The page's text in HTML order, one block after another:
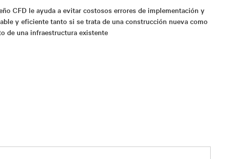
CFD le ayuda a evitar costosos errores de implementación y
y eficiente tanto si se trata de una construcción nueva como
de una infraestructura existente